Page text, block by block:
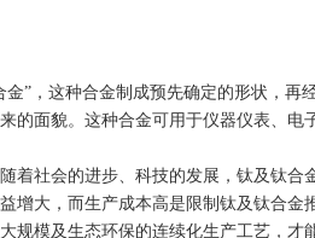
”，这种合金制成预先确定的形状，再
的面貌。这种合金可用于仪器仪表、电
着社会的进步、科技的发展，钛及钛合
增大，而生产成本高是限制钛及钛合金
规模及生态环保的连续化生产工艺，才